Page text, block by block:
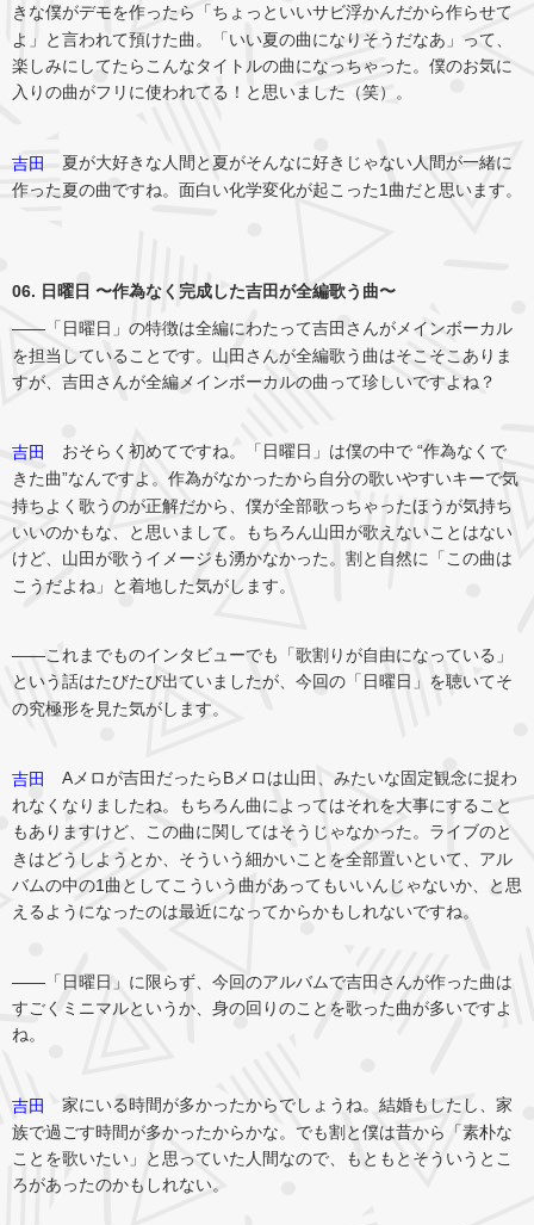
きな僕がデモを作ったら「ちょっといいサビ浮かんだから作らせて
よ」と言われて預けた曲。「いい夏の曲になりそうだなあ」って、
楽しみにしてたらこんなタイトルの曲になっちゃった。僕のお気に
入りの曲がフリに使われてる！と思いました（笑）。
吉田
夏が大好きな人間と夏がそんなに好きじゃない人間が一緒に
作った夏の曲ですね。面白い化学変化が起こった1曲だと思います。
06. 日曜日 〜作為なく完成した吉田が全編歌う曲〜
――「日曜日」の特徴は全編にわたって吉田さんがメインボーカル
を担当していることです。山田さんが全編歌う曲はそこそこありま
すが、吉田さんが全編メインボーカルの曲って珍しいですよね？
吉田
おそらく初めてですね。「日曜日」は僕の中で “作為なくで
きた曲”なんですよ。作為がなかったから自分の歌いやすいキーで気
持ちよく歌うのが正解だから、僕が全部歌っちゃったほうが気持ち
いいのかもな、と思いまして。もちろん山田が歌えないことはない
けど、山田が歌うイメージも湧かなかった。割と自然に「この曲は
こうだよね」と着地した気がします。
――これまでものインタビューでも「歌割りが自由になっている」
という話はたびたび出ていましたが、今回の「日曜日」を聴いてそ
の究極形を見た気がします。
吉田
Aメロが吉田だったらBメロは山田、みたいな固定観念に捉わ
れなくなりましたね。もちろん曲によってはそれを大事にすること
もありますけど、この曲に関してはそうじゃなかった。ライブのと
きはどうしようとか、そういう細かいことを全部置いといて、アル
バムの中の1曲としてこういう曲があってもいいんじゃないか、と思
えるようになったのは最近になってからかもしれないですね。
――「日曜日」に限らず、今回のアルバムで吉田さんが作った曲は
すごくミニマルというか、身の回りのことを歌った曲が多いですよ
ね。
吉田
家にいる時間が多かったからでしょうね。結婚もしたし、家
族で過ごす時間が多かったからかな。でも割と僕は昔から「素朴な
ことを歌いたい」と思っていた人間なので、もともとそういうとこ
ろがあったのかもしれない。